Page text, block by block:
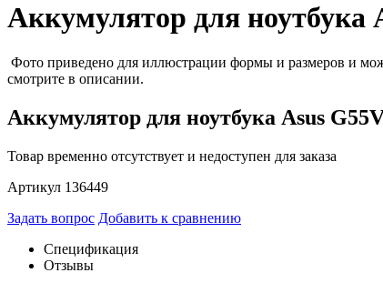
Аккумулятор для ноутбука
Фото приведено для иллюстрации формы и размеров и
смотрите в описании.
Аккумулятор для ноутбука Asus
Товар временно отсутствует и недоступен для заказа
Артикул 136449
Задать вопрос Добавить к сравнению
Спецификация
Отзывы